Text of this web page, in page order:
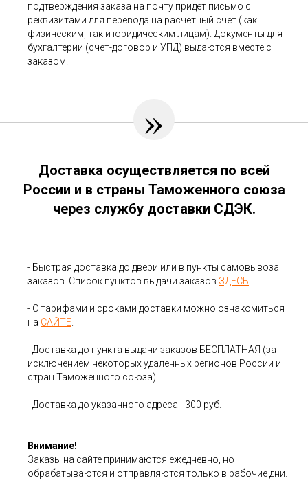
подтверждения заказа на почту придет письмо с
реквизитами для перевода на расчетный счет (как
физическим, так и юридическим лицам). Документы для
бухгалтерии (счет-договор и УПД) выдаются вместе с
заказом.
»
Доставка осуществляется по всей
России и в страны Таможенного союза
через службу доставки СДЭК.
- Быстрая доставка до двери или в пункты самовывоза
заказов. Список пунктов выдачи заказов ЗДЕСЬ
- С тарифами и сроками доставки можно ознакомиться
на САЙТЕ
- Доставка до пункта выдачи заказов БЕСПЛАТНАЯ (за
исключением некоторых удаленных регионов России и
стран Таможенного союза)
- Доставка до указанного адреса - 300 руб.
Внимание!
Заказы на сайте принимаются ежедневно, но
обрабатываются и отправляются только в рабочие дни.